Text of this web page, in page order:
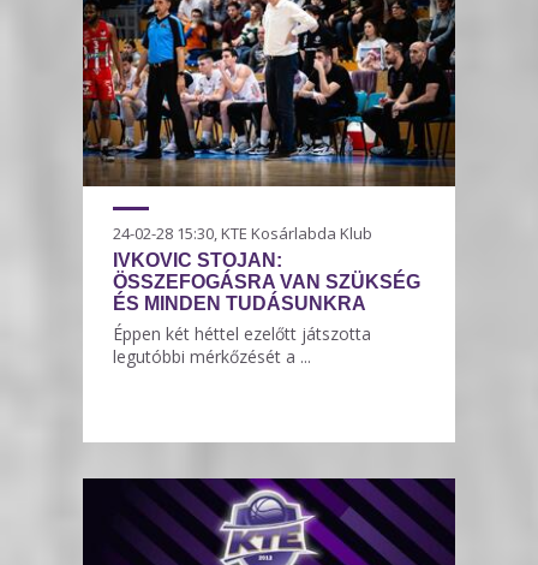
24-02-28 15:30, KTE Kosárlabda Klub
IVKOVIC STOJAN:
ÖSSZEFOGÁSRA VAN SZÜKSÉG
ÉS MINDEN TUDÁSUNKRA
Éppen két héttel ezelőtt játszotta
legutóbbi mérkőzését a ...